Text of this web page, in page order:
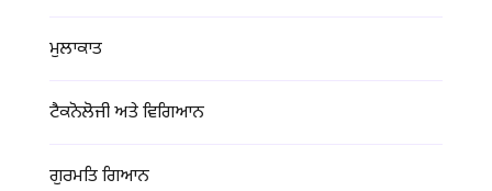
ਮੁਲਾਕਾਤ
ਟੈਕਨੋਲੋਜੀ ਅਤੇ ਵਿਗਿਆਨ
ਗੁਰਮਤਿ ਗਿਆਨ